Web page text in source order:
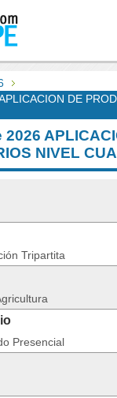
DE
NIVEL
Tripartita
Presencial